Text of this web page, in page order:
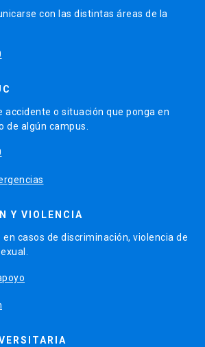
con las distintas áreas de la
accidente o situación que ponga en
de algún campus.
Y VIOLENCIA
casos de discriminación, violencia de